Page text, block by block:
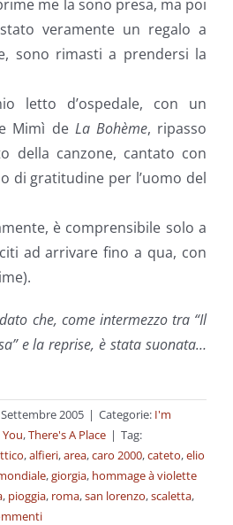
me la sono presa, ma poi
veramente un regalo a
sono rimasti a prendersi la
letto d’ospedale, con un
Mimì de La Bohème, ripasso
della canzone, cantato con
di gratitudine per l’uomo del
è comprensibile solo a
ad arrivare fino a qua, con
che, come intermezzo tra “Il
e la reprise, è stata suonata…
2005 | Categorie: I'm
,There's A Place | Tag:
,alfieri,area,caro 2000,cateto,elio
,giorgia, hommage à violette
, pioggia, roma,san lorenzo,scaletta,